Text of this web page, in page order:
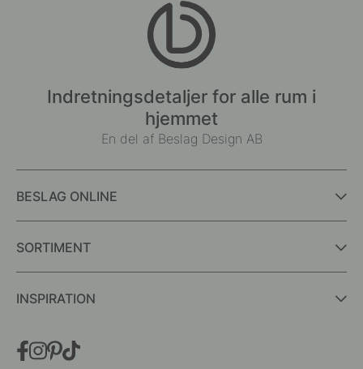
Indretningsdetaljer for alle rum i
hjemmet
En del af Beslag Design AB
BESLAG ONLINE
SORTIMENT
INSPIRATION